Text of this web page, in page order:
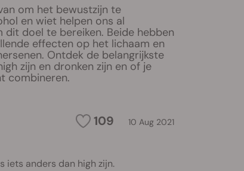
om het bewustzijn te
en wiet helpen ons al
dit doel te bereiken. Beide hebben
effecten op het lichaam en
Ontdek de belangrijkste
zijn en dronken zijn en of je
combineren.
109 10 Aug 2021
iets anders dan high zijn.